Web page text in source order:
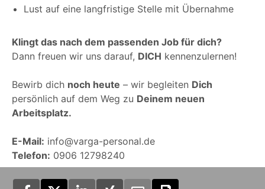
Lust auf eine langfristige Stelle mit Übernahme
Klingt das nach dem passenden Job für dich?
Dann freuen wir uns darauf, DICH kennenzulernen!
Bewirb dich noch heute – wir begleiten Dich
persönlich auf dem Weg zu Deinem neuen
Arbeitsplatz.
E-Mail: info@varga-personal.de
Telefon: 0906 12798240